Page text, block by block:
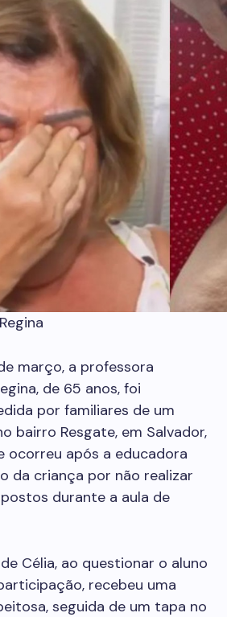
março, a professora
de 65 anos, foi
por familiares de um
bairro Resgate, em Salvador,
ocorreu após a educadora
da criança por não realizar
durante a aula de
Célia, ao questionar o aluno
recebeu uma
seguida de um tapa no